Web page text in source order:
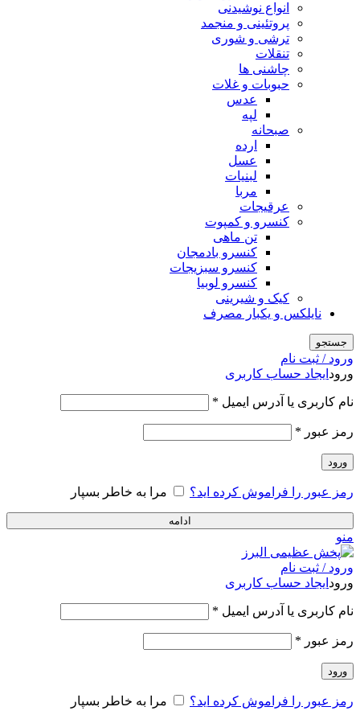
انواع نوشیدنی
پروتئینی و منجمد
ترشی و شوری
تنقلات
چاشنی ها
حبوبات و غلات
عدس
لپه
صبحانه
ارده
عسل
لبنیات
مربا
عرقیجات
کنسرو و کمپوت
تن ماهی
کنسرو بادمجان
کنسرو سبزیجات
کنسرو لوبیا
کیک و شیرینی
نایلکس و یکبار مصرف
جستجو
ورود / ثبت نام
ورود ایجاد حساب کاربری
نام کاربری یا آدرس ایمیل *
رمز عبور *
ورود
رمز عبور را فراموش کرده اید؟ مرا به خاطر بسپار
ادامه
منو
ورود / ثبت نام
ورود ایجاد حساب کاربری
نام کاربری یا آدرس ایمیل *
رمز عبور *
ورود
رمز عبور را فراموش کرده اید؟ مرا به خاطر بسپار